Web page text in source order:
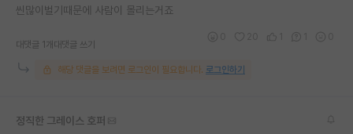
씬많이벌기때문에 사람이 몰리는거죠
대댓글 1개 대댓글 쓰기
해당 댓글을 보려면 로그인이 필요합니다. 로그인하기
정직한 그레이스 호퍼